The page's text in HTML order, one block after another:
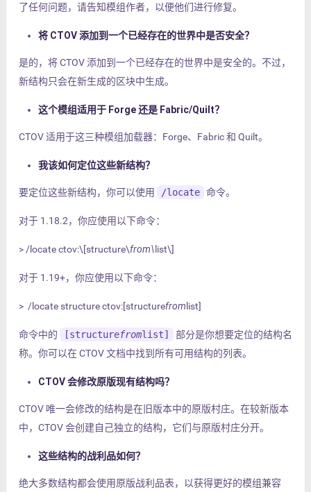
了任何问题，请告知模组作者，以便他们进行修复。
将 CTOV 添加到一个已经存在的世界中是否安全？
是的，将 CTOV 添加到一个已经存在的世界中是安全的。不过，
新结构只会在新生成的区块中生成。
这个模组适用于 Forge 还是 Fabric/Quilt？
CTOV 适用于这三种模组加载器：Forge、Fabric 和 Quilt。
我该如何定位这些新结构？
要定位这些新结构，你可以使用 /locate 命令。
对于 1.18.2，你应使用以下命令：
> /locate ctov:\[structure\from\ list\]
对于 1.19+，你应使用以下命令：
> /locate structure ctov:[structurefrom list]
命令中的 [structurefromlist]
部分是你想要定位的结构名
称。你可以在 CTOV 文档中找到所有可用结构的列表。
CTOV 会修改原版现有结构吗？
CTOV 唯一会修改的结构是在旧版本中的原版村庄。在较新版本
中，CTOV 会创建自己独立的结构，它们与原版村庄分开。
这些结构的战利品如何？
绝大多数结构都会使用原版战利品表，以获得更好的模组兼容